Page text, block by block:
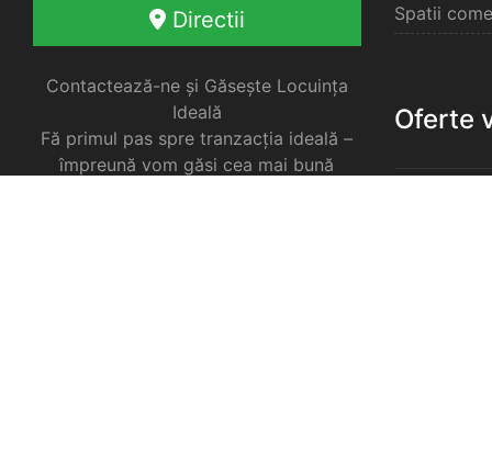
Directii
Contactează-ne și Găsește Locuința
Ideală
Fă primul pas spre tranzacția ideală –
împreună vom găsi cea mai bună
Spatii
Oferte